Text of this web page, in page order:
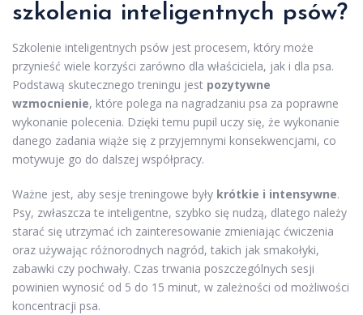
szkolenia inteligentnych psów?
Szkolenie inteligentnych psów jest procesem, który może
przynieść wiele korzyści zarówno dla właściciela, jak i dla psa.
Podstawą skutecznego treningu jest pozytywne
wzmocnienie, które polega na nagradzaniu psa za poprawne
wykonanie polecenia. Dzięki temu pupil uczy się, że wykonanie
danego zadania wiąże się z przyjemnymi konsekwencjami, co
motywuje go do dalszej współpracy.
Ważne jest, aby sesje treningowe były krótkie i intensywne.
Psy, zwłaszcza te inteligentne, szybko się nudzą, dlatego należy
starać się utrzymać ich zainteresowanie zmieniając ćwiczenia
oraz używając różnorodnych nagród, takich jak smakołyki,
zabawki czy pochwały. Czas trwania poszczególnych sesji
powinien wynosić od 5 do 15 minut, w zależności od możliwości
koncentracji psa.